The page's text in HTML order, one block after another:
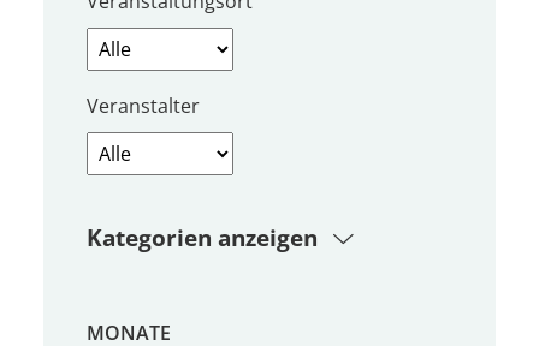
Veranstalter
Kategorien anzeigen
MONATE